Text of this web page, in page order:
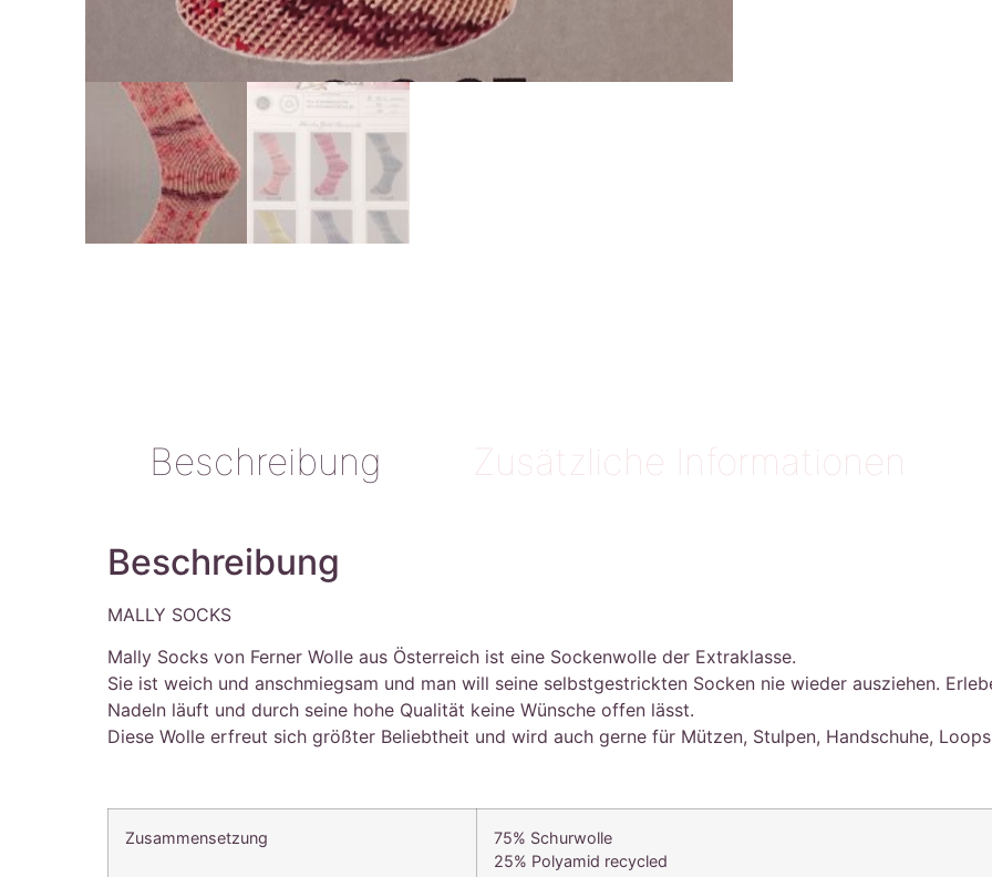
Beschreibung Zusätzliche Informationen
Beschreibung
MALLY SOCKS
Mally Socks von Ferner Wolle aus Österreich ist eine Sockenwolle der Extraklasse.
Sie ist weich und anschmiegsam und man will seine selbstgestrickten Socken nie wieder ausziehen.
Nadeln läuft und durch seine hohe Qualität keine Wünsche offen lässt.
Diese Wolle erfreut sich größter Beliebtheit und wird auch gerne für Mützen, Stulpen, Handschuhe,
Zusammensetzung
75% Schurwolle
25% Polyamid recycled